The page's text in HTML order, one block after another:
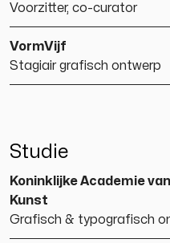
Voorzitter, co-curator
VormVijf
Stagiair grafisch ontwerp
Studie
Koninklijke Academie
Kunst
Grafisch & typografisch